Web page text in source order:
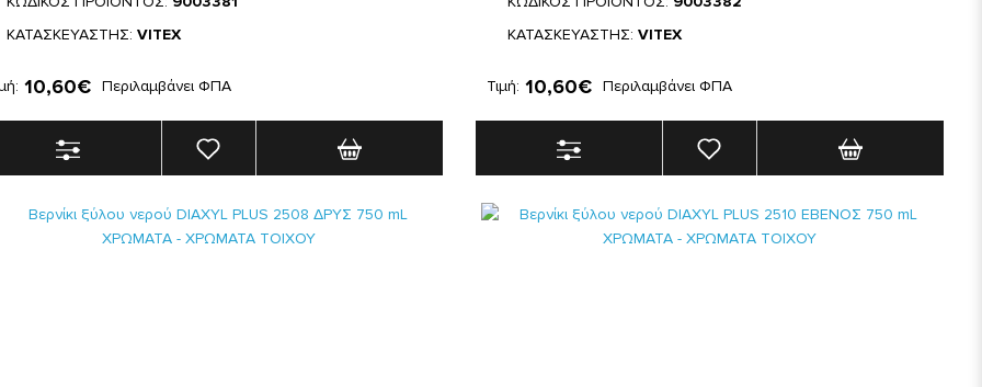
ΚΑΤΑΣΚΕΥΑΣΤΗΣ: VITEX
10,60€ Περιλαμβάνει ΦΠΑ
ΚΑΤΑΣΚΕΥΑΣΤΗΣ: VITEX
Τιμή: 10,60€ Περιλαμβάνει ΦΠΑ